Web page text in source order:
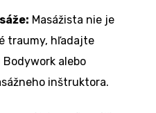
Masážista nie je
traumy, hľadajte
alebo
inštruktora.